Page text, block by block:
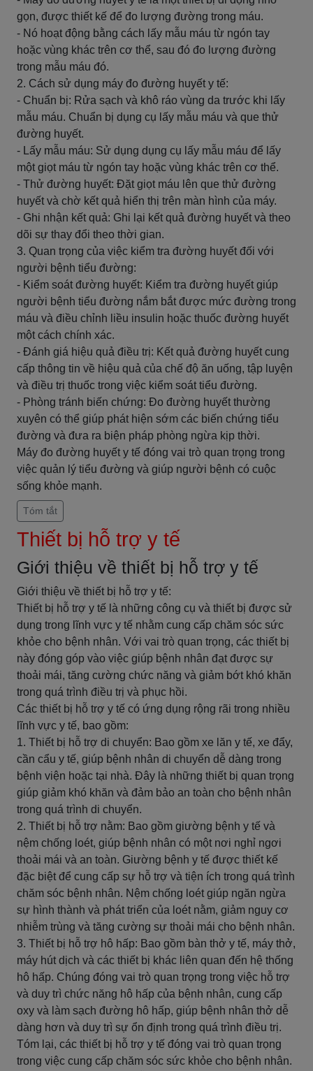
gọn, được thiết kế để đo lượng đường trong máu.
- Nó hoạt động bằng cách lấy mẫu máu từ ngón tay
hoặc vùng khác trên cơ thể, sau đó đo lượng đường
trong mẫu máu đó.
2. Cách sử dụng máy đo đường huyết y tế:
- Chuẩn bị: Rửa sạch và khô ráo vùng da trước khi lấy
mẫu máu. Chuẩn bị dụng cụ lấy mẫu máu và que thử
đường huyết.
- Lấy mẫu máu: Sử dụng dụng cụ lấy mẫu máu để lấy
một giọt máu từ ngón tay hoặc vùng khác trên cơ thể.
- Thử đường huyết: Đặt giọt máu lên que thử đường
huyết và chờ kết quả hiển thị trên màn hình của máy.
- Ghi nhận kết quả: Ghi lại kết quả đường huyết và theo
dõi sự thay đổi theo thời gian.
3. Quan trọng của việc kiểm tra đường huyết đối với
người bệnh tiểu đường:
- Kiểm soát đường huyết: Kiểm tra đường huyết giúp
người bệnh tiểu đường nắm bắt được mức đường trong
máu và điều chỉnh liều insulin hoặc thuốc đường huyết
một cách chính xác.
- Đánh giá hiệu quả điều trị: Kết quả đường huyết cung
cấp thông tin về hiệu quả của chế độ ăn uống, tập luyện
và điều trị thuốc trong việc kiểm soát tiểu đường.
- Phòng tránh biến chứng: Đo đường huyết thường
xuyên có thể giúp phát hiện sớm các biến chứng tiểu
đường và đưa ra biện pháp phòng ngừa kịp thời.
Máy đo đường huyết y tế đóng vai trò quan trọng trong
việc quản lý tiểu đường và giúp người bệnh có cuộc
sống khỏe mạnh.
Tóm tắt
Thiết bị hỗ trợ y tế
Giới thiệu về thiết bị hỗ trợ y tế
Giới thiệu về thiết bị hỗ trợ y tế:
Thiết bị hỗ trợ y tế là những công cụ và thiết bị được sử
dụng trong lĩnh vực y tế nhằm cung cấp chăm sóc sức
khỏe cho bệnh nhân. Với vai trò quan trọng, các thiết bị
này đóng góp vào việc giúp bệnh nhân đạt được sự
thoải mái, tăng cường chức năng và giảm bớt khó khăn
trong quá trình điều trị và phục hồi.
Các thiết bị hỗ trợ y tế có ứng dụng rộng rãi trong nhiều
lĩnh vực y tế, bao gồm:
1. Thiết bị hỗ trợ di chuyển: Bao gồm xe lăn y tế, xe đẩy,
cần cẩu y tế, giúp bệnh nhân di chuyển dễ dàng trong
bệnh viện hoặc tại nhà. Đây là những thiết bị quan trọng
giúp giảm khó khăn và đảm bảo an toàn cho bệnh nhân
trong quá trình di chuyển.
2. Thiết bị hỗ trợ nằm: Bao gồm giường bệnh y tế và
nệm chống loét, giúp bệnh nhân có một nơi nghỉ ngơi
thoải mái và an toàn. Giường bệnh y tế được thiết kế
đặc biệt để cung cấp sự hỗ trợ và tiện ích trong quá trình
chăm sóc bệnh nhân. Nệm chống loét giúp ngăn ngừa
sự hình thành và phát triển của loét nằm, giảm nguy cơ
nhiễm trùng và tăng cường sự thoải mái cho bệnh nhân.
3. Thiết bị hỗ trợ hô hấp: Bao gồm bàn thở y tế, máy thở,
máy hút dịch và các thiết bị khác liên quan đến hệ thống
hô hấp. Chúng đóng vai trò quan trọng trong việc hỗ trợ
và duy trì chức năng hô hấp của bệnh nhân, cung cấp
oxy và làm sạch đường hô hấp, giúp bệnh nhân thở dễ
dàng hơn và duy trì sự ổn định trong quá trình điều trị.
Tóm lại, các thiết bị hỗ trợ y tế đóng vai trò quan trọng
trong việc cung cấp chăm sóc sức khỏe cho bệnh nhân.